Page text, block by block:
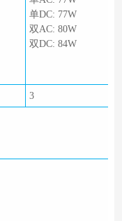
单DC: 77W
双AC: 80W
双DC: 84W
3